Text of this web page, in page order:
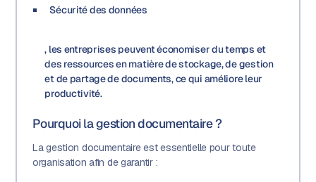
Sécurité des données
, les entreprises peuvent économiser du temps et
des ressources en matière de stockage, de gestion
et de partage de documents, ce qui améliore leur
productivité.
Pourquoi la gestion documentaire ?
La gestion documentaire est essentielle pour toute
organisation afin de garantir :